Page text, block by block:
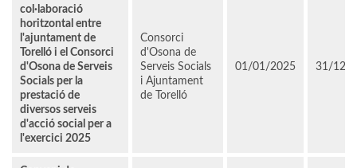
col·laboració
horitzontal entre
l'ajuntament de
Torelló i el Consorci
d'Osona de Serveis
Socials per la
prestació de
diversos serveis
d'acció social per a
l'exercici 2025
Consorci
d'Osona de
Serveis Socials
i Ajuntament
de Torelló
01/01/2025 31/12/